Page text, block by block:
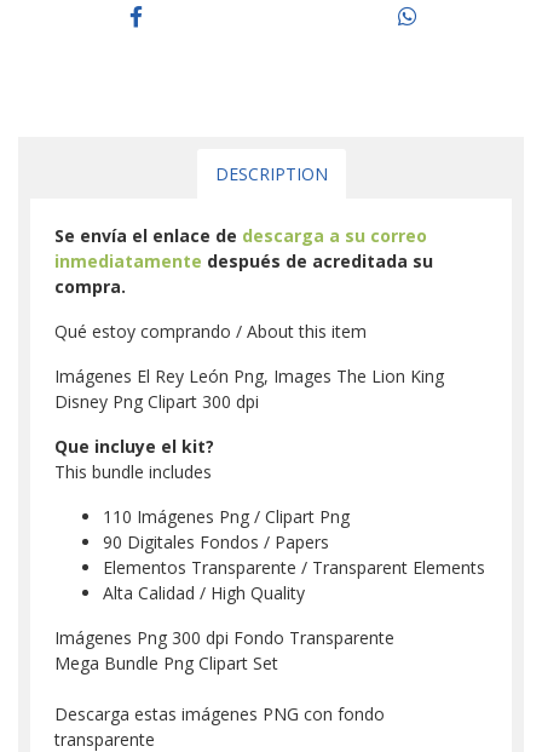
DESCRIPTION
Se envía el enlace de descarga a su correo
inmediatamente después de acreditada su
compra.
Qué estoy comprando / About this item
Imágenes El Rey León Png, Images The Lion King
Disney Png Clipart 300 dpi
Que incluye el kit?
This bundle includes
110 Imágenes Png / Clipart Png
90 Digitales Fondos / Papers
Elementos Transparente / Transparent Elements
Alta Calidad / High Quality
Imágenes Png 300 dpi Fondo Transparente
Mega Bundle Png Clipart Set
Descarga estas imágenes PNG con fondo
transparente